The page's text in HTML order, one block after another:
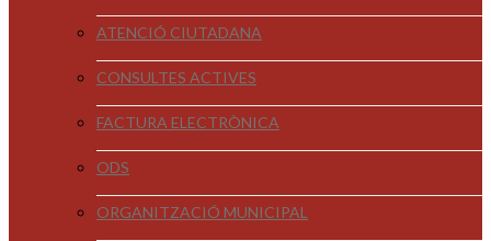
ATENCIÓ CIUTADANA
CONSULTES ACTIVES
FACTURA ELECTRÒNICA
ODS
ORGANITZACIÓ MUNICIPAL